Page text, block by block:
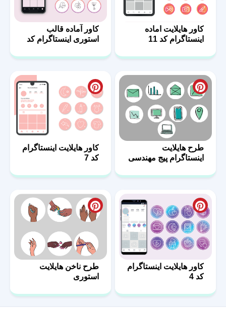
کاور هایلایت اماده
اینستاگرام کد 11
کاور آماده قالب
استوری اینستاگرام کد
طرح هایلایت
اینستاگرام پیج مهندسی
کاور هایلایت اینستاگرام
کد 7
کاور هایلایت اینستاگرام
کد 4
طرح ناخن هایلایت
استوری